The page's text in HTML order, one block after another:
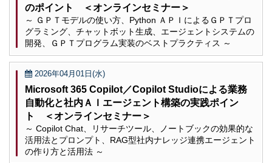
のポイント ＜オンラインセミナー＞
～ ＧＰＴモデルの使い方、Python ＡＰＩによるＧＰＴプロ
グラミング、チャットボット生成、エージェントシステムの
開発、ＧＰＴプログラム実装のベストプラクティス ～
2026年04月01日(水)
Microsoft 365 Copilot／Copilot Studioによる業務
自動化と社内ＡＩエージェント構築の実践ポイン
ト ＜オンラインセミナー＞
～ Copilot Chat、リサーチツール、ノートブックの効果的な
活用法とプロンプト、RAG型社内ナレッジ連携エージェント
の作り方と活用法 ～